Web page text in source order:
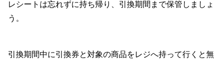
レシートは忘れずに持ち帰り、引換期間まで保管しましょ
う。
引換期間中に引換券と対象の商品をレジへ持って行くと無